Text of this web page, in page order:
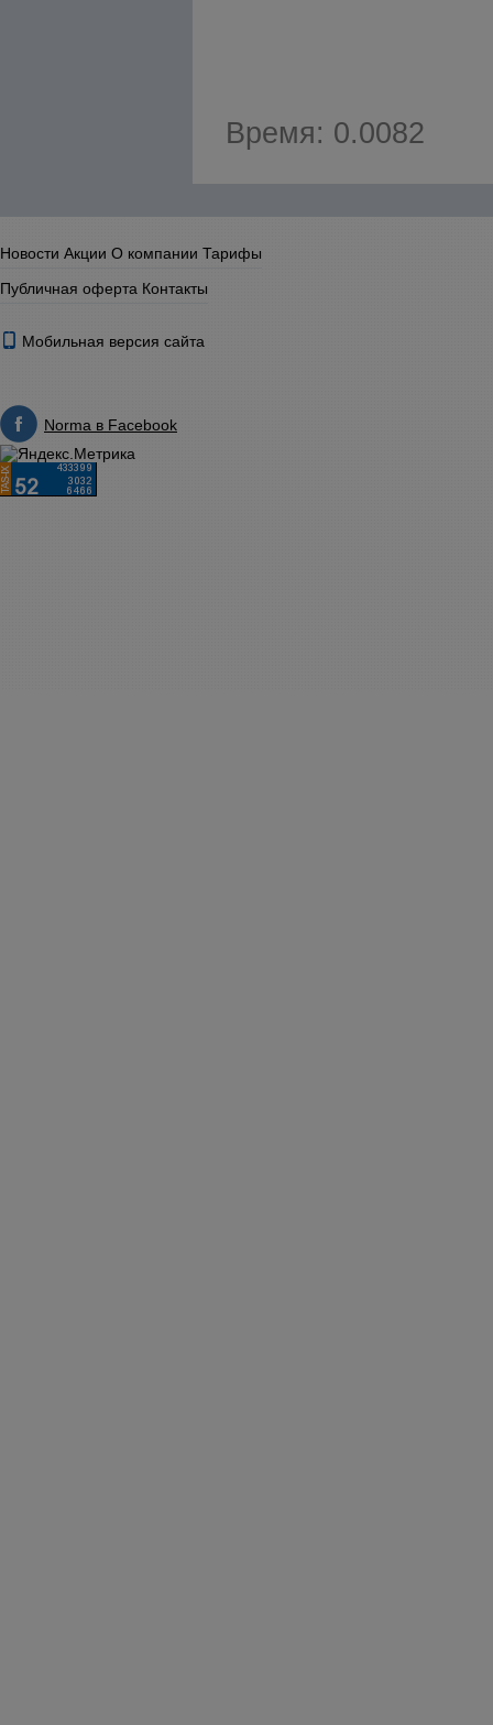
Время: 0.0082
Новости Акции О компании Тарифы
Публичная оферта Контакты
Мобильная версия сайта
Norma в Facebook